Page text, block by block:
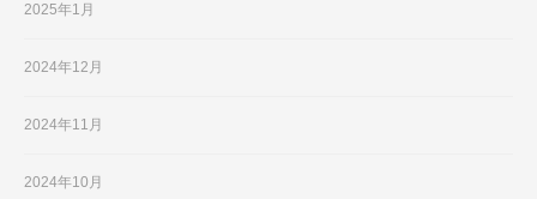
2025年1月
2024年12月
2024年11月
2024年10月